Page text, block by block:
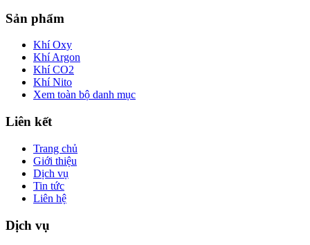
Sản phẩm
Khí Oxy
Khí Argon
Khí CO2
Khí Nito
Xem toàn bộ danh mục
Liên kết
Trang chủ
Giới thiệu
Dịch vụ
Tin tức
Liên hệ
Dịch vụ